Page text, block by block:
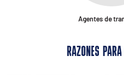
Agentes de
RAZONES